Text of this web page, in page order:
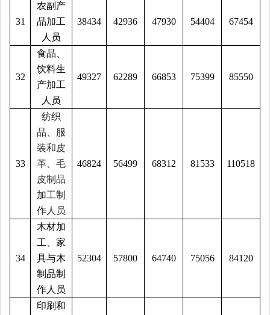
31
农副产
品加工
人员
38434 42936 47930 54404 67454
32
食品、
饮料生
产加工
人员
49327 62289 66853 75399 85550
33
纺织
品、服
装和皮
革、毛
皮制品
加工制
作人员
46824 56499 68312 81533 110518
34
木材加
工、家
具与木
制品制
作人员
52304 57800 64740 75056 84120
印刷和